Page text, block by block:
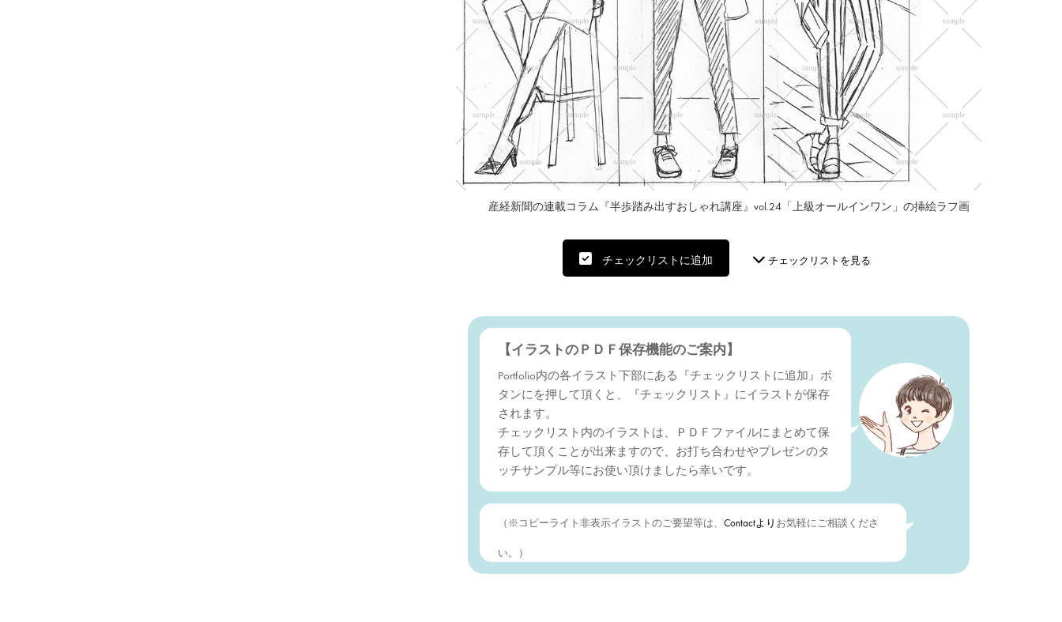
産経新聞の連載コラム『半歩踏み出すおしゃれ講座』vol.24「上級オールインワン」の挿絵ラフ画
チェックリストに追加 チェックリストを見る
【イラストのＰＤＦ保存機能のご案内】
Portfolio内の各イラスト下部にある『チェックリストに追加』ボ
タンにを押して頂くと、『チェックリスト』にイラストが保存
されます。
チェックリスト内のイラストは、ＰＤＦファイルにまとめて保
存して頂くことが出来ますので、お打ち合わせやプレゼンのタ
ッチサンプル等にお使い頂けましたら幸いです。
（※コピーライト非表示イラストのご要望等は、 Contactより お気軽にご相談くださ
い。）